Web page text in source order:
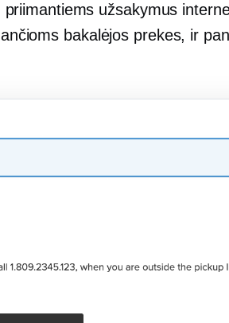
užsakymus
bakalėjos prekes, ir